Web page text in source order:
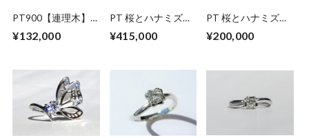
PT900【連理木】
¥132,000
PT 桜とハナミズキ
グ
¥415,000
PT 桜とハナミズキ
グ
¥200,000